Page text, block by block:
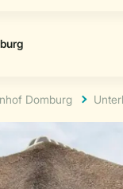
Domburg